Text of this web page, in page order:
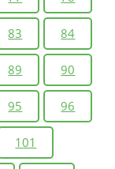
83 84
89 90
95 96
101